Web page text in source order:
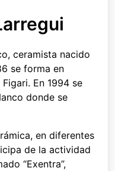
ceramista nacido
se forma en
En 1994 se
donde se
en diferentes
de la actividad
“Exentra”,